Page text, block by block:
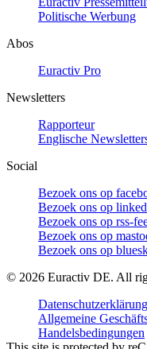
Politische Werbung
Abos
Euractiv Pro
Newsletters
Rapporteur
Englische
Social
Bezoek ons op
Bezoek ons op
Bezoek ons op rss-
Bezoek ons op
Bezoek ons op
© 2026 Euractiv DE. All
Datenschutzerklärung
Allgemeine
Handelsbedingungen